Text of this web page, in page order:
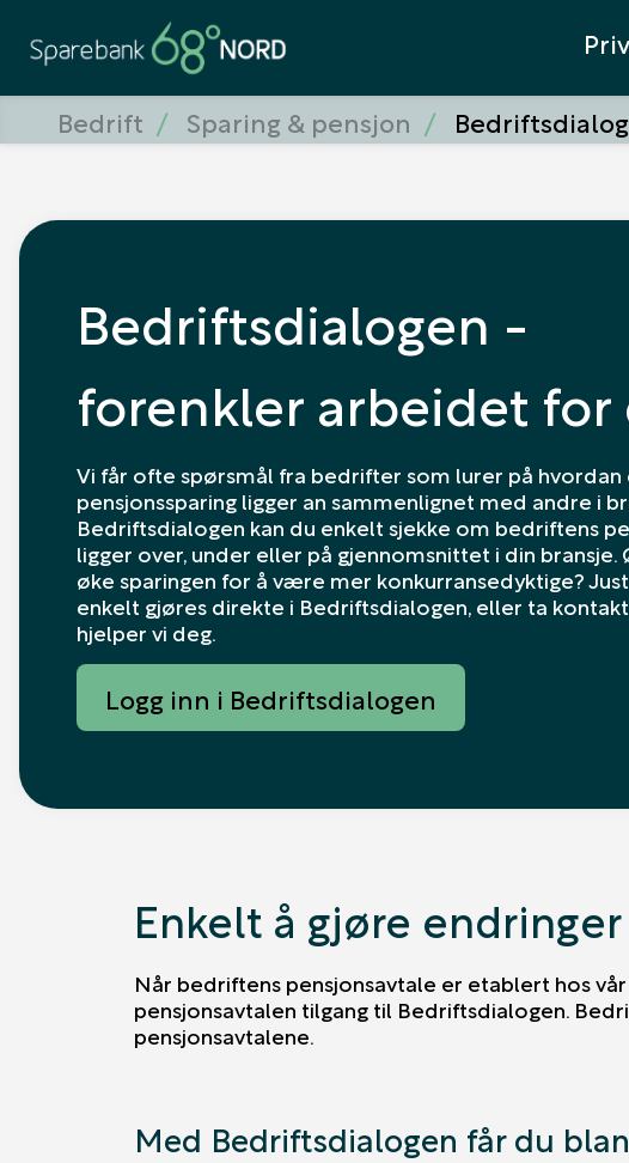
Bedrift Sparing & pensjon
Bedriftsdialogen -
forenkler arbeidet for
Vi får ofte spørsmål fra bedrifter som lurer på hvordan
pensjonssparing ligger an sammenlignet med andre i
Bedriftsdialogen kan du enkelt sjekke om bedriftens
ligger over, under eller på gjennomsnittet i din bransje.
øke sparingen for å være mer konkurransedyktige?
enkelt gjøres direkte i Bedriftsdialogen, eller ta kontakt
hjelper vi deg.
Logg inn i Bedriftsdialogen
Enkelt å gjøre
Når bedriftens pensjonsavtale er etablert hos
pensjonsavtalen tilgang til Bedriftsdialogen.
pensjonsavtalene.
Med Bedriftsdialogen får du